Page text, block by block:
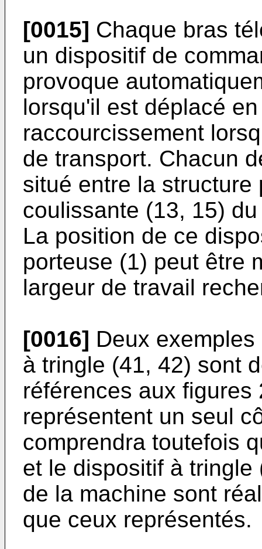
[0015] Chaque bras
un dispositif de
provoque
lorsqu'il est déplacé
raccourcissement
de transport. Chacun
situé entre la
coulissante (13, 15)
La position de ce
porteuse (1) peut être
largeur de travail
[0016] Deux
à tringle (41, 42) sont
références aux figures
représentent un seul
comprendra toutefois
et le dispositif à
de la machine sont
que ceux représentés.